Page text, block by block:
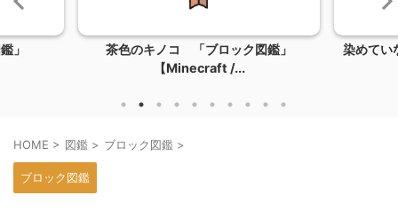
」
茶色のキノコ 「ブロック図鑑」
【Minecraft /...
染めて
HOME > 図鑑 > ブロック図鑑 >
ブロック図鑑